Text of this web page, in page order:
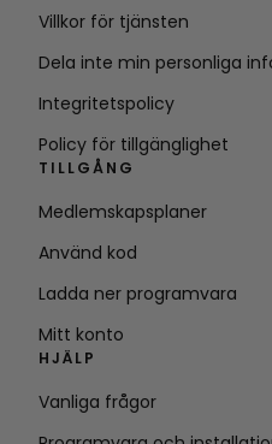
Villkor för tjänsten
Dela inte min personliga
Integritetspolicy
Policy för tillgänglighet
TILLGÅNG
Medlemskapsplaner
Använd kod
Ladda ner programvara
Mitt konto
HJÄLP
Vanliga frågor